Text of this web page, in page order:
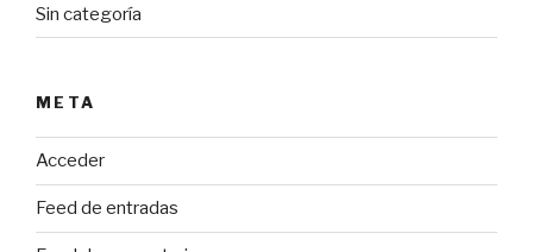
Sin categoría
META
Acceder
Feed de entradas